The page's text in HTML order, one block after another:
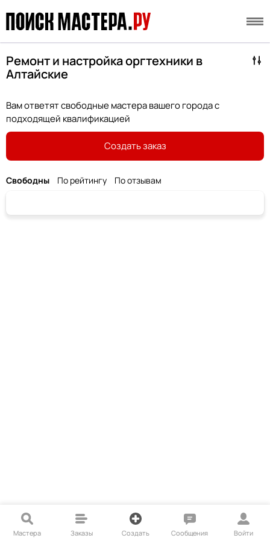
Ремонт и настройка оргтехники в
Алтайские
Вам ответят свободные мастера вашего города с
подходящей квалификацией
Создать заказ
Свободны По рейтингу По отзывам
Мастера Заказы Создать Сообщения Войти